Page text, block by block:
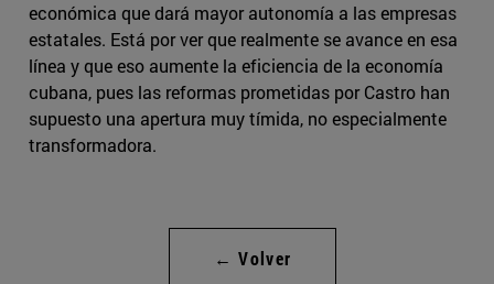
económica que dará mayor autonomía a las empresas
estatales. Está por ver que realmente se avance en esa
línea y que eso aumente la eficiencia de la economía
cubana, pues las reformas prometidas por Castro han
supuesto una apertura muy tímida, no especialmente
transformadora.
← Volver